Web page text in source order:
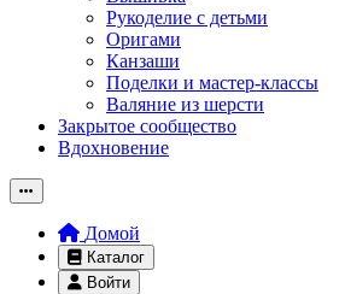
Рукоделие с детьми
Оригами
Канзаши
Поделки и мастер-классы
Валяние из шерсти
Закрытое сообщество
Вдохновение
Домой
Каталог
Войти